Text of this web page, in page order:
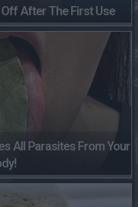
Off After The First Use
All Parasites From Your